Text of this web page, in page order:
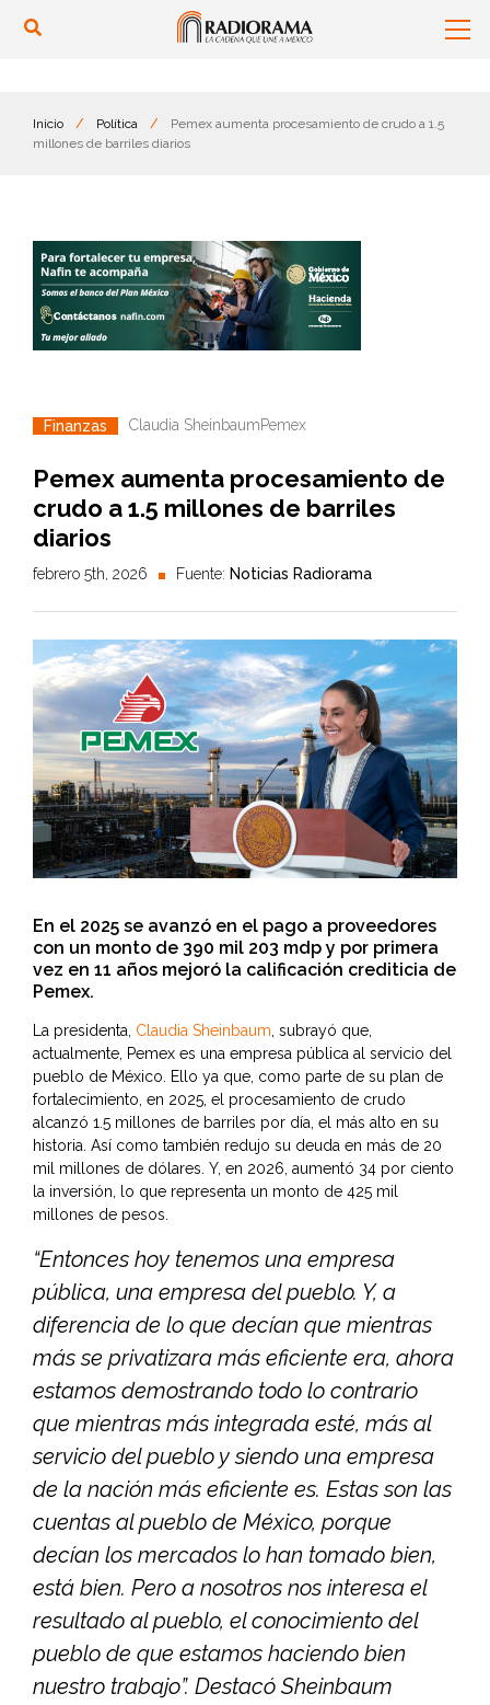
Inicio / Política /
Pemex aumenta procesamiento de crudo a 1.5
millones de barriles diarios
Finanzas Claudia SheinbaumPemex
Pemex aumenta procesamiento de
crudo a 1.5 millones de barriles
diarios
febrero 5th, 2026 Fuente: Noticias Radiorama
En el 2025 se avanzó en el pago a proveedores
con un monto de 390 mil 203 mdp y por primera
vez en 11 años mejoró la calificación crediticia de
Pemex.
La presidenta, Claudia Sheinbaum, subrayó que,
actualmente, Pemex es una empresa pública al servicio del
pueblo de México. Ello ya que, como parte de su plan de
fortalecimiento, en 2025, el procesamiento de crudo
alcanzó 1.5 millones de barriles por día, el más alto en su
historia. Así como también redujo su deuda en más de 20
mil millones de dólares. Y, en 2026, aumentó 34 por ciento
la inversión, lo que representa un monto de 425 mil
millones de pesos.
“Entonces hoy tenemos una empresa
pública, una empresa del pueblo. Y, a
diferencia de lo que decían que mientras
más se privatizara más eficiente era, ahora
estamos demostrando todo lo contrario
que mientras más integrada esté, más al
servicio del pueblo y siendo una empresa
de la nación más eficiente es. Estas son las
cuentas al pueblo de México, porque
decían los mercados lo han tomado bien,
está bien. Pero a nosotros nos interesa el
resultado al pueblo, el conocimiento del
pueblo de que estamos haciendo bien
nuestro trabajo”. Destacó Sheinbaum